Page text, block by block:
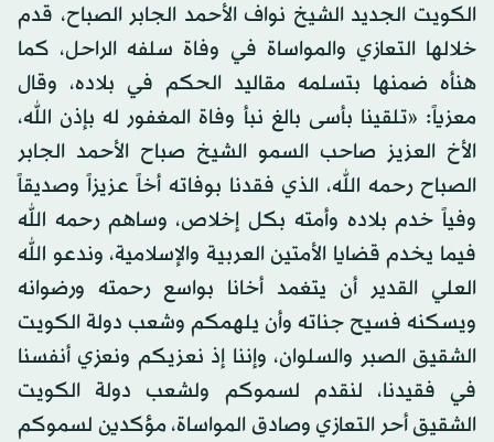
الكويت الجديد الشيخ نواف الأحمد الجابر الصباح، قدم
خلالها التعازي والمواساة في وفاة سلفه الراحل، كما
هنأه ضمنها بتسلمه مقاليد الحكم في بلاده، وقال
معزياً: «تلقينا بأسى بالغ نبأ وفاة المغفور له بإذن الله،
الأخ العزيز صاحب السمو الشيخ صباح الأحمد الجابر
الصباح رحمه الله، الذي فقدنا بوفاته أخاً عزيزاً وصديقاً
وفياً خدم بلاده وأمته بكل إخلاص، وساهم رحمه الله
فيما يخدم قضايا الأمتين العربية والإسلامية، وندعو الله
العلي القدير أن يتغمد أخانا بواسع رحمته ورضوانه
ويسكنه فسيح جناته وأن يلهمكم وشعب دولة الكويت
الشقيق الصبر والسلوان، وإننا إذ نعزيكم ونعزي أنفسنا
في فقيدنا، لنقدم لسموكم ولشعب دولة الكويت
الشقيق أحر التعازي وصادق المواساة، مؤكدين لسموكم